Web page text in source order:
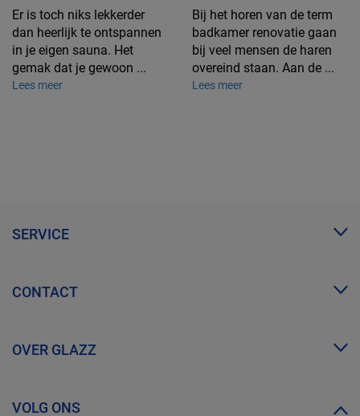
Er is toch niks lekkerder
dan heerlijk te ontspannen
in je eigen sauna. Het
gemak dat je gewoon ...
Lees meer
Bij het horen van de term
badkamer renovatie gaan
bij veel mensen de haren
overeind staan. Aan de ...
Lees meer
SERVICE
Zakelijk account
Proefmonsters bestellen
CONTACT
WhatsApp
OVER GLAZZ
Ontdek GLAZZ
VOLG ONS